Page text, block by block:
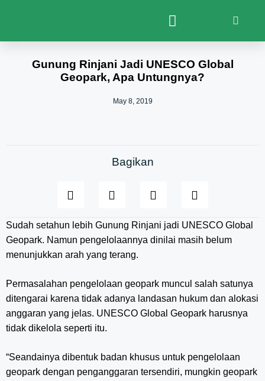
Gunung Rinjani Jadi UNESCO Global
Geopark, Apa Untungnya?
May 8, 2019
Bagikan
Sudah setahun lebih Gunung Rinjani jadi UNESCO Global
Geopark. Namun pengelolaannya dinilai masih belum
menunjukkan arah yang terang.
Permasalahan pengelolaan geopark muncul salah satunya
ditengarai karena tidak adanya landasan hukum dan alokasi
anggaran yang jelas. UNESCO Global Geopark harusnya
tidak dikelola seperti itu.
“Seandainya dibentuk badan khusus untuk pengelolaan
geopark dengan penganggaran tersendiri, mungkin geopark